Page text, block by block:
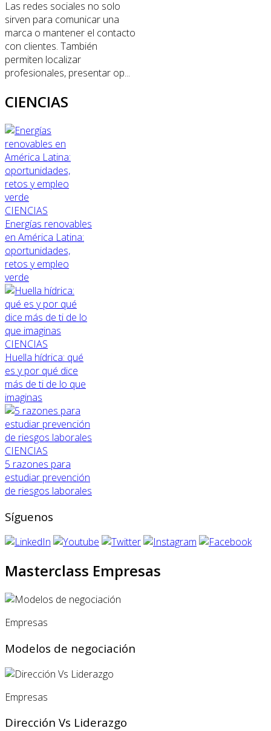
Las redes sociales no solo
sirven para comunicar una
marca o mantener el contacto
con clientes. También
permiten localizar
profesionales, presentar op...
CIENCIAS
CIENCIAS
Energías renovables
en América Latina:
oportunidades,
retos y empleo
verde
CIENCIAS
Huella hídrica: qué
es y por qué dice
más de ti de lo que
imaginas
CIENCIAS
5 razones para
estudiar prevención
de riesgos laborales
Síguenos
Masterclass Empresas
Empresas
Modelos de negociación
Empresas
Dirección Vs Liderazgo